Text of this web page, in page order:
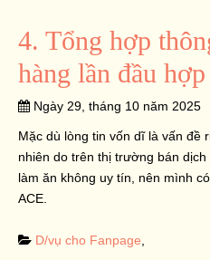
4. Tổng hợp
hàng lần đầu
Ngày 29, tháng 10 năm 2025
Mặc dù lòng tin vốn dĩ là vấn đề
nhiên do trên thị trường bán
làm ăn không uy tín, nên mình
ACE.
D/vụ cho Fanpage,